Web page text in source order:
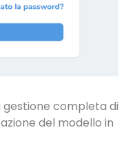
completa di
del modello in